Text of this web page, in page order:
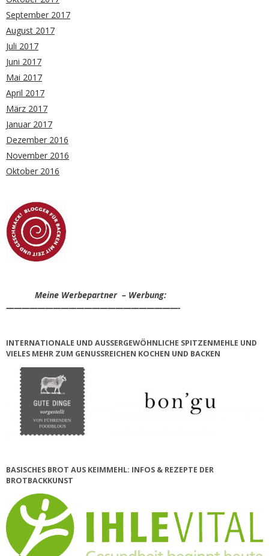
September 2017
August 2017
Juli 2017
Juni 2017
Mai 2017
April 2017
März 2017
Januar 2017
Dezember 2016
November 2016
Oktober 2016
Meine Werbepartner – Werbung:
——————————————————————-
INTERNATIONALE UND AUSSERGEWÖHNLICHE SPITZENMEHLE UND V
IELES MEHR ZUM GENUSSREICHEN KOCHEN UND BACKEN
BASISCHES BROT AUS KEIMMEHL: INFOS & REZEPTE DER
BROTBACKKUNST